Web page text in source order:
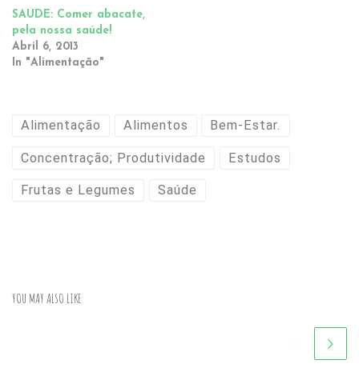
SAÚDE: Comer abacate,
pela nossa saúde!
Abril 6, 2013
In "Alimentação"
Alimentação Alimentos Bem-Estar.
Concentração; Produtividade Estudos
Frutas e Legumes Saúde
YOU MAY ALSO LIKE